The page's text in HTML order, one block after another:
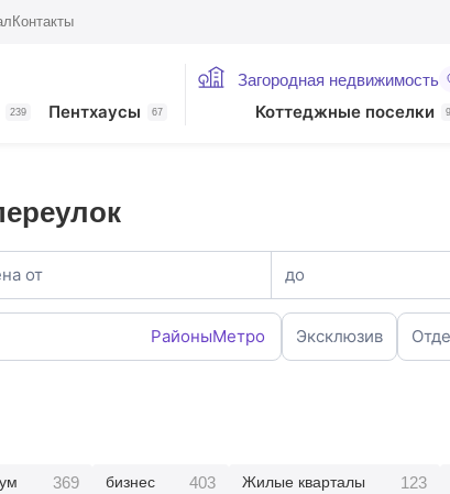
Контакты
239 Пентхаусы 67
Загородная недвижимость
Коттеджные поселки
от до
РайоныМетро Эксклюзив
369 бизнес 403 Жилые кварталы 123